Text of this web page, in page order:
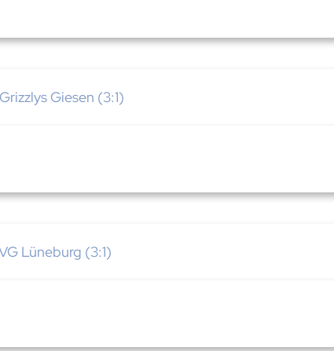
Giesen (3:1)
Lüneburg (3:1)